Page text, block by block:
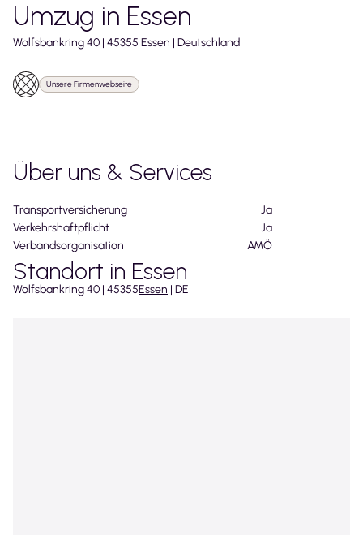
Umzug in Essen
Wolfsbankring40 | 45355 Essen | Deutschland
Unsere Firmenwebseite
Über uns & Services
Transportversicherung
Ja
Verkehrshaftpflicht
Ja
Verbandsorganisation
AMÖ
Standort in Essen
Wolfsbankring40 | 45355Essen | DE